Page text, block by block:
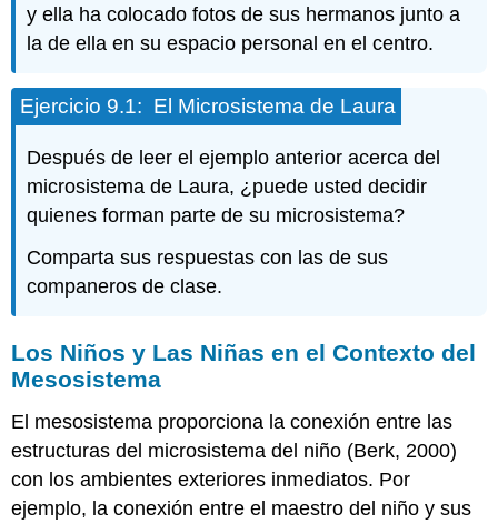
y ella ha colocado fotos de sus hermanos junto a
la de ella en su espacio personal en el centro.
Ejercicio 9.1: El Microsistema de Laura
Después de leer el ejemplo anterior acerca del
microsistema de Laura, ¿puede usted decidir
quienes forman parte de su microsistema?
Comparta sus respuestas con las de sus
companeros de clase.
Los Niños y Las Niñas en el Contexto del
Mesosistema
El mesosistema proporciona la conexión entre las
estructuras del microsistema del niño (Berk, 2000)
con los ambientes exteriores inmediatos. Por
ejemplo, la conexión entre el maestro del niño y sus